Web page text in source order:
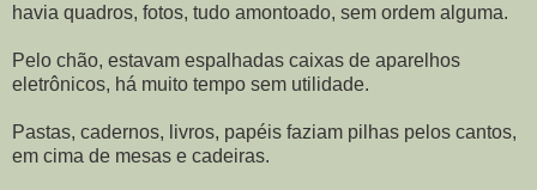
havia quadros, fotos, tudo amontoado, sem ordem alguma.
Pelo chão, estavam espalhadas caixas de aparelhos
eletrônicos, há muito tempo sem utilidade.
Pastas, cadernos, livros, papéis faziam pilhas pelos cantos,
em cima de mesas e cadeiras.